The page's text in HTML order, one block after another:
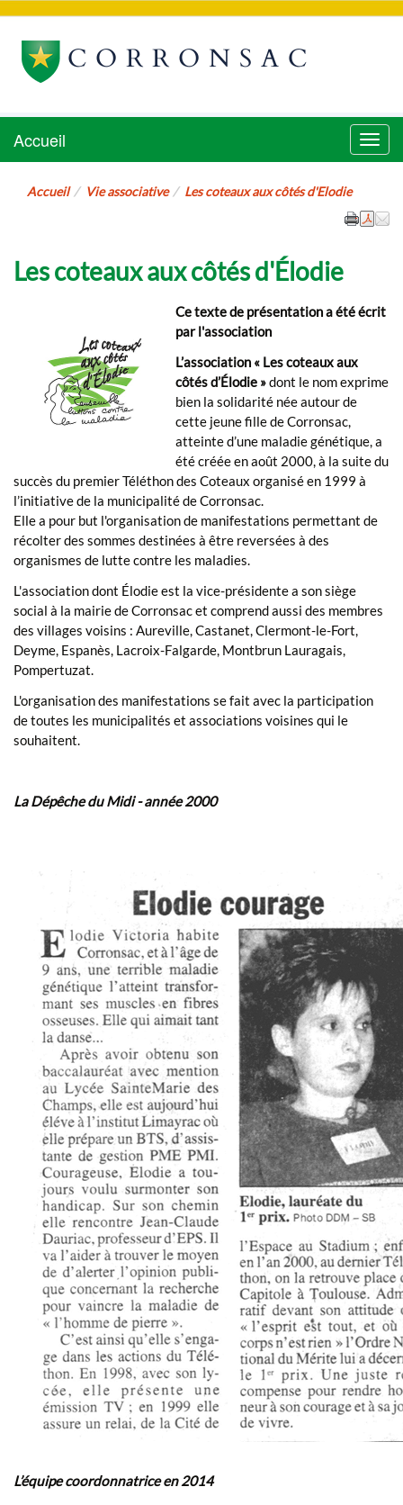
CORRONSAC
Menu
Accueil
Accueil Vie associative Les coteaux aux côtés d'Elodie
Les coteaux aux côtés d'Élodie
Ce texte de présentation a été écrit
par l'association
L’association « Les coteaux aux
côtés d’Élodie »dont le nom exprime
bien la solidarité née autour de
cette jeune fille de Corronsac,
atteinte d’une maladie génétique, a
été créée en août 2000, à la suite du
succès du premier Téléthon des Coteaux organisé en 1999 à
l’initiative de la municipalité de Corronsac.
Elle a pour but l'organisation de manifestations permettant de
récolter des sommes destinées à être reversées à des
organismes de lutte contre les maladies.
L'association dont Élodie est la vice-présidente a son siège
social à la mairie de Corronsac et comprend aussi des membres
des villages voisins : Aureville, Castanet, Clermont-le-Fort,
Deyme, Espanès, Lacroix-Falgarde, Montbrun Lauragais,
Pompertuzat.
L'organisation des manifestations se fait avec la participation
de toutes les municipalités et associations voisines qui le
souhaitent.
La Dépêche du Midi - année 2000
L’équipe coordonnatrice en 2014